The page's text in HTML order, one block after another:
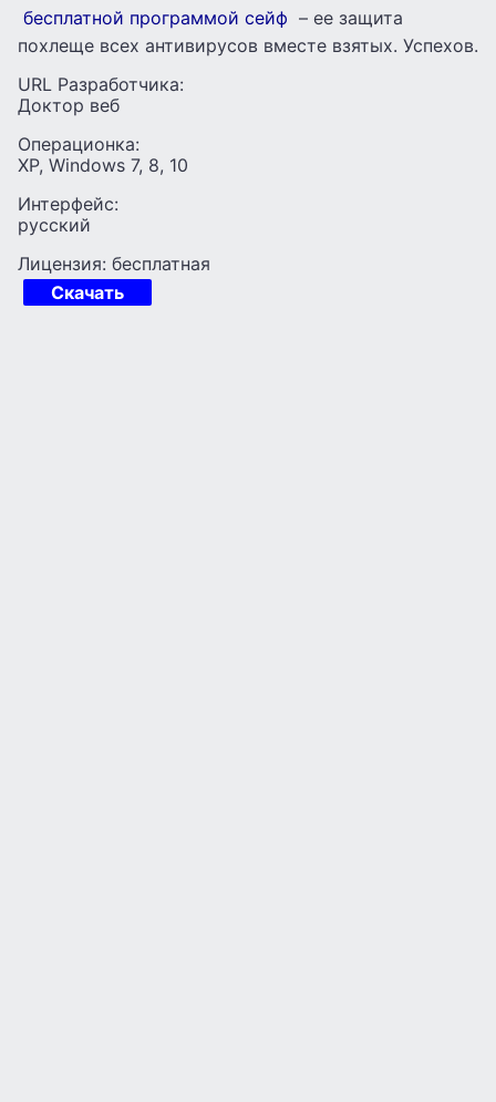
бесплатной программой сейф – ее защита
похлеще всех антивирусов вместе взятых. Успехов.
URL Разработчика:
Доктор веб
Операционка:
XP, Windows 7, 8, 10
Интерфейс:
русский
Лицензия: бесплатная
Скачать